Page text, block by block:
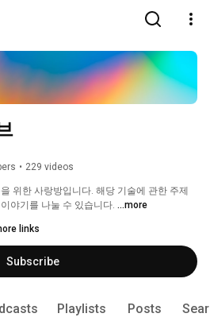
• 229 videos
위한 사랑방입니다. 해당 기술에 관한 주제
야기를 나눌 수 있습니다. ...more
links
Subscribe
Playlists Posts